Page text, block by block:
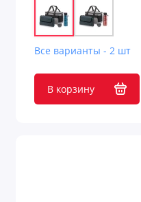
Все варианты - 2 шт
В корзину